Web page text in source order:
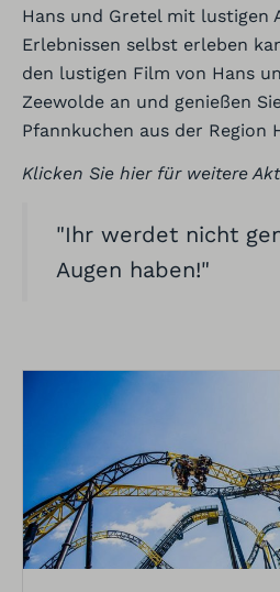
Hans und Gretel mit lustigen
Erlebnissen selbst erleben
den lustigen Film von Hans
Zeewolde an und genießen
Pfannkuchen aus der Region
Klicken Sie hier für weitere
"Ihr werdet nicht
Augen haben!"